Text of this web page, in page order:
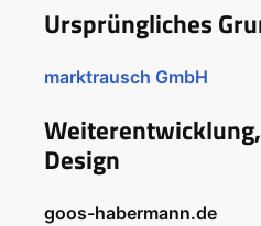
Ursprüngliches
marktrausch GmbH
Design
goos-habermann.de